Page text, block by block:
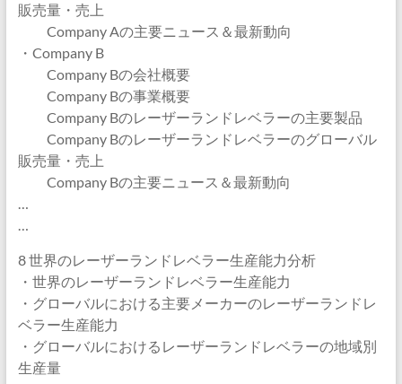
販売量・売上
Company Aの主要ニュース＆最新動向
・Company B
Company Bの会社概要
Company Bの事業概要
Company Bのレーザーランドレベラーの主要製品
Company Bのレーザーランドレベラーのグローバル
販売量・売上
Company Bの主要ニュース＆最新動向
…
…
8 世界のレーザーランドレベラー生産能力分析
・世界のレーザーランドレベラー生産能力
・グローバルにおける主要メーカーのレーザーランドレ
ベラー生産能力
・グローバルにおけるレーザーランドレベラーの地域別
生産量